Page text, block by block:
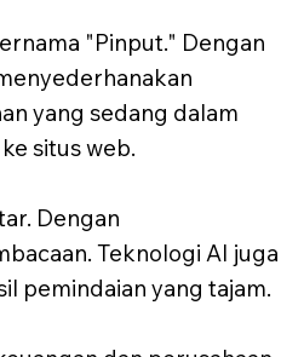
"Pinput." Dengan
yang sedang dalam
situs web.
Dengan
Teknologi AI juga
pemindaian yang tajam.